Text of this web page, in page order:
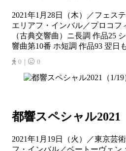
2021年1月28日（木）／フェス
エリアフ・インバル／プロコフ
（古典交響曲）ニ長調 作品25
響曲第10番 ホ短調 作品93 翌日
0｜ 0
都響スペシャル2021
2021年1月19日（火）／東京芸
フ・インバル／ベートーヴェン